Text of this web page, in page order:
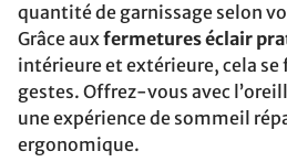
quantité de garnissage selon
Grâce auxfermetures éclair
intérieure et extérieure, cela se
gestes. Offrez-vous avec
une expérience de sommeil
ergonomique.